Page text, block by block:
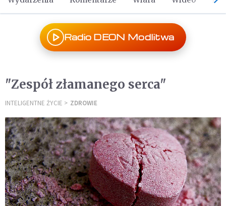
Radio DEON Modlitwa
"Zespół złamanego serca"
INTELIGENTNE ŻYCIE ZDROWIE